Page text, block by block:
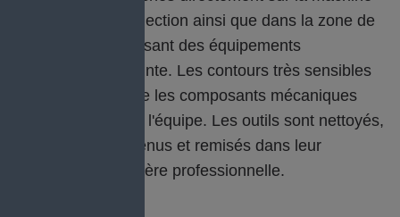
de moulage par injection ainsi que dans la zone de
l'atelier fixe en utilisant des équipements
d'inspection de pointe. Les contours très sensibles
des outils ainsi que les composants mécaniques
sont inspectés par l'équipe. Les outils sont nettoyés,
entretenus, maintenus et remisés dans leur
ensemble de manière professionnelle.